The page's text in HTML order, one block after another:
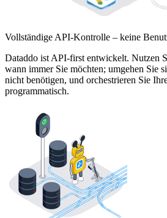
Vollständige API-Kontrolle – keine
Dataddo ist API-first entwickelt. Nutzen
wann immer Sie möchten; umgehen Sie
nicht benötigen, und orchestrieren Sie
programmatisch.